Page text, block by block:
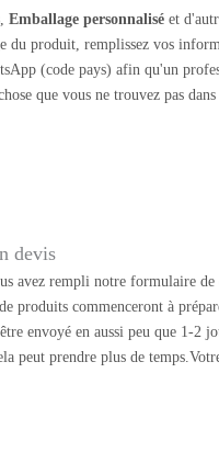
Emballage personnalisé et
du produit, remplissez vos
(code pays) afin qu'un
que vous ne trouvez pas
devis
avez rempli notre formulaire
produits commenceront à
envoyé en aussi peu que 1-2
peut prendre plus de